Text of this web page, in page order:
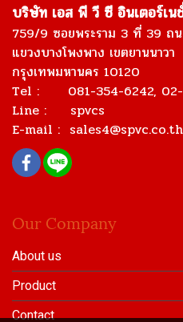
บริษัท เอส พี วี ซี อินเตอร์เ
759/9 ซอยพระราม 3 ที่ 39 ถ
แขวงบางโพงพาง เขตยานนาวา
กรุงเทพมหานคร 10120
Tel : 081-354-6242, 02-
Line : spvcs
E-mail : sales4@spvc.co.th
Our Company
About us
Product
Contact